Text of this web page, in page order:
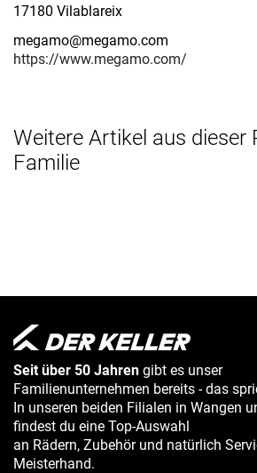
17180 Vilablareix
megamo@megamo.com
https://www.megamo.com/
Weitere Artikel aus dieser
Familie
Seit über 50 Jahren gibt es unser
Familienunternehmen bereits - das
In unseren beiden Filialen in Wangen
findest du eine Top-Auswahl
an Rädern, Zubehör und natürlich
Meisterhand.